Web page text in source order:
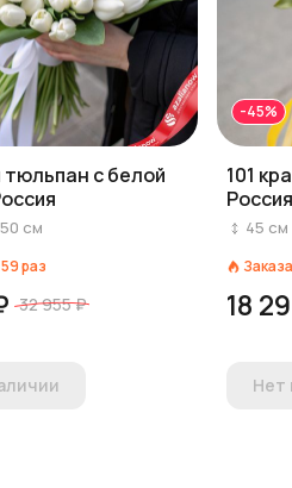
тюльпан с белой
50 см
раз
32 955 ₽
-45%
101
Россия
45 см
18
Нет